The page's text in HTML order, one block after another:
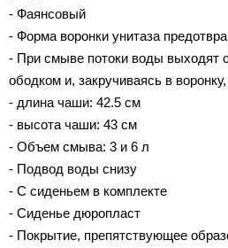
- Фаянсовый
- Форма воронки унитаза
- При смыве потоки воды выходят
ободком и, закручиваясь в
- длина чаши: 42.5 см
- высота чаши: 43 см
- Объем смыва: 3 и 6 л
- Подвод воды снизу
- С сиденьем в комплекте
- Сиденье дюропласт
- Покрытие, препятствующее